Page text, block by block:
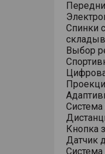
Спинки
Выбор
Система
Кнопка
Датчик
Система